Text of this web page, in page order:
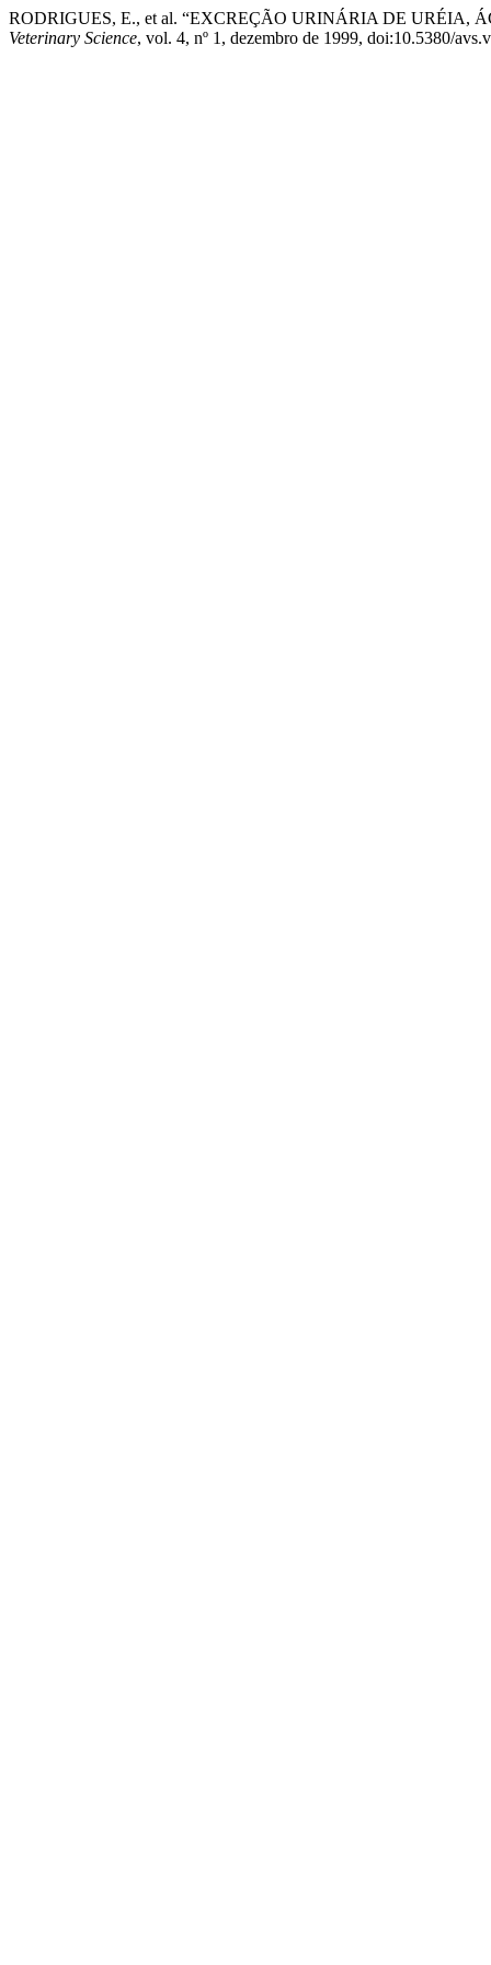
RODRIGUES, E., et al. “EXCREÇÃO URINÁRIA DE URÉIA,
Veterinary Science, vol. 4, nº 1, dezembro de 1999, doi:10.5380/